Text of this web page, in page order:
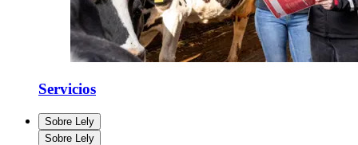
Servicios
Sobre Lely
Sobre Lely